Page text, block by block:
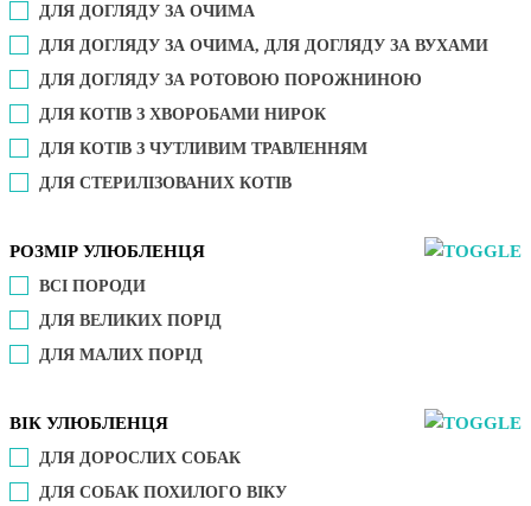
ДЛЯ ДОГЛЯДУ ЗА ОЧИМА
ДЛЯ ДОГЛЯДУ ЗА ОЧИМА, ДЛЯ ДОГЛЯДУ ЗА ВУХАМИ
ДЛЯ ДОГЛЯДУ ЗА РОТОВОЮ ПОРОЖНИНОЮ
ДЛЯ КОТІВ З ХВОРОБАМИ НИРОК
ДЛЯ КОТІВ З ЧУТЛИВИМ ТРАВЛЕННЯМ
ДЛЯ СТЕРИЛІЗОВАНИХ КОТІВ
РОЗМІР УЛЮБЛЕНЦЯ
ВСІ ПОРОДИ
ДЛЯ ВЕЛИКИХ ПОРІД
ДЛЯ МАЛИХ ПОРІД
ВІК УЛЮБЛЕНЦЯ
ДЛЯ ДОРОСЛИХ СОБАК
ДЛЯ СОБАК ПОХИЛОГО ВІКУ